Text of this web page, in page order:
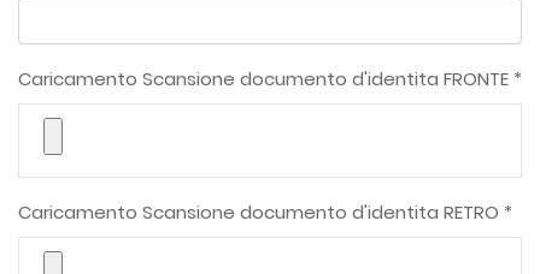
Caricamento Scansione documento d'identita FRONTE *
Caricamento Scansione documento d'identita RETRO *